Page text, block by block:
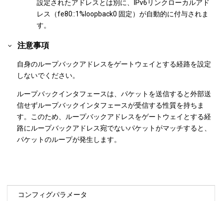
設定されたアドレスとは別に、IPv6リンクローカルアド
レス（fe80::1%loopback0 固定）が自動的に付与されま
す。
注意事項
自身のループバックアドレスをゲートウェイとする経路を設定
しないでください。
ループバックインタフェースは、パケットを送信すると外部送
信せずループバックインタフェースが受信する性質を持ちま
す。このため、ループバックアドレスをゲートウェイとする経
路にループバックアドレス宛でないパケットがマッチすると、
パケットのループが発生します。
コンフィグパラメータ